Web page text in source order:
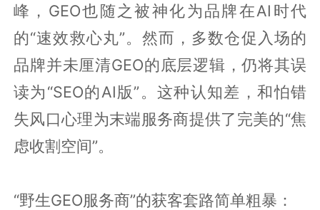
峰，GEO也随之被神化为品牌在AI时代
的“速效救心丸”。然而，多数仓促入场的
品牌并未厘清GEO的底层逻辑，仍将其误
读为“SEO的AI版”。这种认知差，和怕错
失风口心理为末端服务商提供了完美的“焦
虑收割空间”。
“野生GEO服务商”的获客套路简单粗暴：